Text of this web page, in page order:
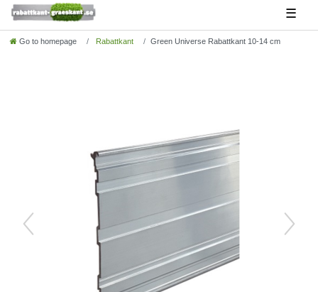
☰
Go to homepage Rabattkant Green Universe Rabattkant 10-14 cm